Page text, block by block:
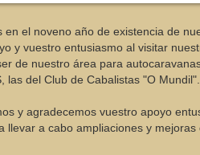
en el noveno año de existencia de
y vuestro entusiasmo al visitar
de nuestro área para
las del Club de Cabalistas "O Mundil".
y agradecemos vuestro apoyo
llevar a cabo ampliaciones y mejoras